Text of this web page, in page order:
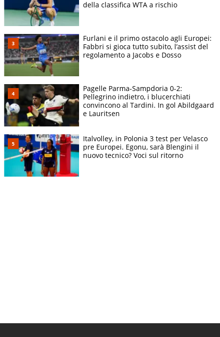
della classifica WTA a rischio
Furlani e il primo ostacolo agli Europei:
Fabbri si gioca tutto subito, l’assist del
regolamento a Jacobs e Dosso
Pagelle Parma-Sampdoria 0-2:
Pellegrino indietro, i blucerchiati
convincono al Tardini. In gol Abildgaard
e Lauritsen
Italvolley, in Polonia 3 test per Velasco
pre Europei. Egonu, sarà Blengini il
nuovo tecnico? Voci sul ritorno